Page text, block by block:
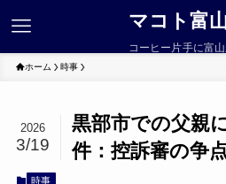
マコト富
コーヒー片手に富
ホーム 時事
黒部市での父親
件：控訴審の争
2026
3/19
時事